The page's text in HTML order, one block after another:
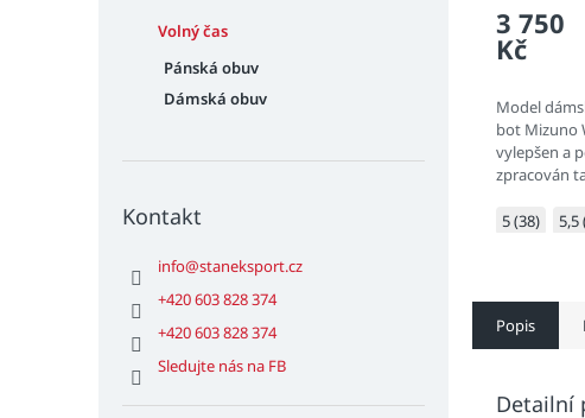
Volný čas
Pánská obuv
Dámská obuv
Kontakt
info@staneksport.cz
+420 603 828 374
+420 603 828 374
Sledujte nás na FB
3 750
Kč
Model
bot Mizuno
vylepšen a
zpracován
se vznášeli.
5 (38) 5,5
Popis
Detailní